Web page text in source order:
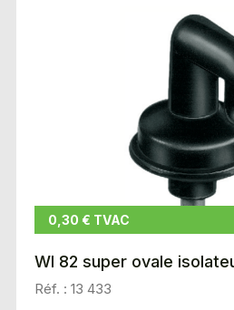
0,30 € TVAC
WI 82 super ovale
Réf. : 13 433